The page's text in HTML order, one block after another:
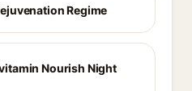
Regime
Nourish Night